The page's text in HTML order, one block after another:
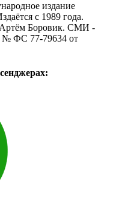
издание
с 1989 года.
Боровик. CМИ -
№ ФС 77-79634 от